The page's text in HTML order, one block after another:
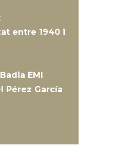
entre 1940 i
EMI
Pérez García